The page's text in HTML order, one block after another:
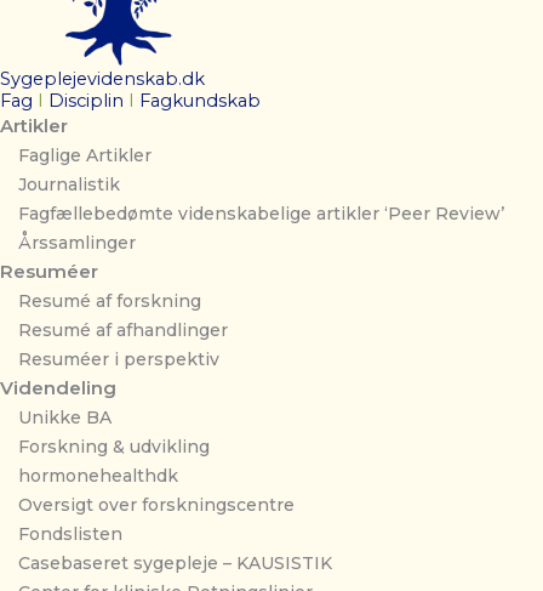
Sygeplejevidenskab.dk
Fag
Disciplin Fagkundskab
Artikler
Faglige Artikler
Journalistik
Fagfællebedømte videnskabelige artikler ‘Peer Review’
Årssamlinger
Resuméer
Resumé af forskning
Resumé af afhandlinger
Resuméer i perspektiv
Videndeling
Unikke BA
Forskning & udvikling
hormonehealthdk
Oversigt over forskningscentre
Fondslisten
Casebaseret sygepleje – KAUSISTIK